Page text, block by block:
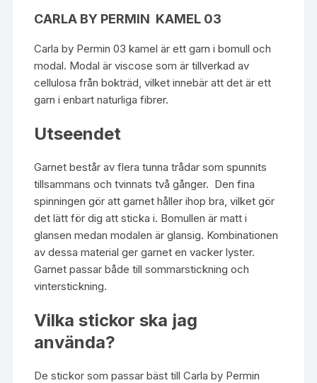
CARLA BY PERMIN KAMEL 03
Carla by Permin 03 kamel är ett garn i bomull och
modal. Modal är viscose som är tillverkad av
cellulosa från bokträd, vilket innebär att det är ett
garn i enbart naturliga fibrer.
Utseendet
Garnet består av flera tunna trådar som spunnits
tillsammans och tvinnats två gånger. Den fina
spinningen gör att garnet håller ihop bra, vilket gör
det lätt för dig att sticka i. Bomullen är matt i
glansen medan modalen är glansig. Kombinationen
av dessa material ger garnet en vacker lyster.
Garnet passar både till sommarstickning och
vinterstickning.
Vilka stickor ska jag
använda?
De stickor som passar bäst till Carla by Permin